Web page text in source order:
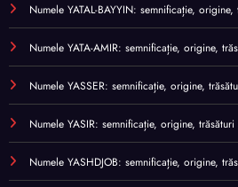
Numele YATAL-BAYYIN: semnificație,
Numele YATA-AMIR: semnificație, origine,
Numele YASSER: semnificație, origine,
Numele YASIR: semnificație, origine,
Numele YASHDJOB: semnificație, origine,